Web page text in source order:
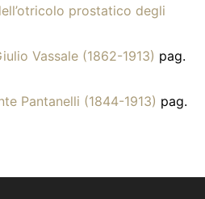
prostatico degli
Vassale (1862-1913) pag.
Pantanelli (1844-1913) pag.